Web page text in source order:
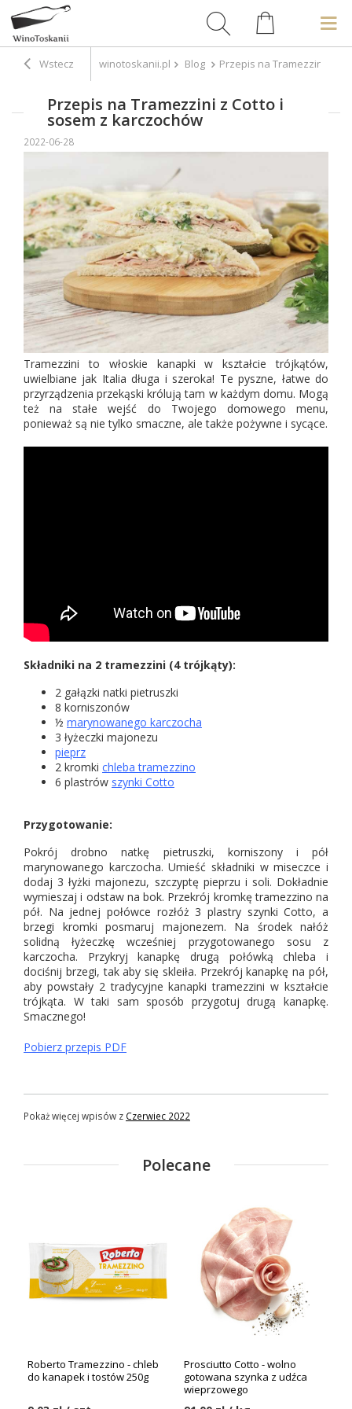
Wstecz winotoskanii.pl Blog Przepis na Tramezzini z
Przepis na Tramezzini z Cotto i
sosem z karczochów
2022-06-28
Tramezzini to włoskie kanapki w kształcie trójkątów,
uwielbiane jak Italia długa i szeroka! Te pyszne, łatwe do
przyrządzenia przekąski królują tam w każdym domu. Mogą
też na stałe wejść do Twojego domowego menu,
ponieważ są nie tylko smaczne, ale także pożywne i sycące.
Składniki na 2 tramezzini (4 trójkąty):
2 gałązki natki pietruszki
8 korniszonów
½ marynowanego karczocha
3 łyżeczki majonezu
pieprz
2 kromki chleba tramezzino
6 plastrów szynki Cotto
Przygotowanie:
Pokrój drobno natkę pietruszki, korniszony i pół
marynowanego karczocha. Umieść składniki w miseczce i
dodaj 3 łyżki majonezu, szczyptę pieprzu i soli. Dokładnie
wymieszaj i odstaw na bok. Przekrój kromkę tramezzino na
pół. Na jednej połówce rozłóż 3 plastry szynki Cotto, a
brzegi kromki posmaruj majonezem. Na środek nałóż
solidną łyżeczkę wcześniej przygotowanego sosu z
karczocha. Przykryj kanapkę drugą połówką chleba i
dociśnij brzegi, tak aby się skleiła. Przekrój kanapkę na pół,
aby powstały 2 tradycyjne kanapki tramezzini w kształcie
trójkąta. W taki sam sposób przygotuj drugą kanapkę.
Smacznego!
Pobierz przepis PDF
Pokaż więcej wpisów z Czerwiec 2022
Polecane
Roberto Tramezzino - chleb
do kanapek i tostów 250g
Prosciutto Cotto - wolno
gotowana szynka z udźca
wieprzowego